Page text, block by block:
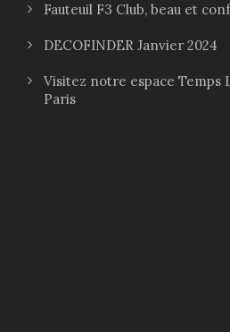
Fauteuil F3 Club, beau et
DECOFINDER Janvier 2024
Visitez notre espace Temps
Paris